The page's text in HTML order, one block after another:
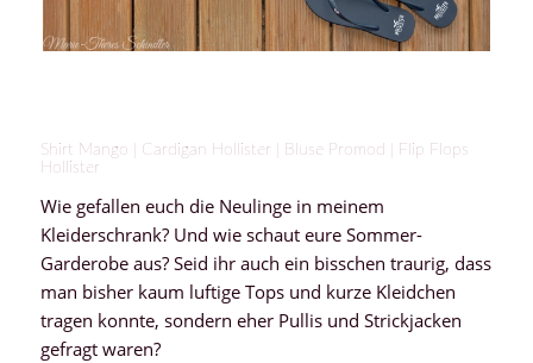
Shirt Mango | Cardigan Hollister | Bluse Promod | Flip Flops
Hollister
Wie gefallen euch die Neulinge in meinem
Kleiderschrank? Und wie schaut eure Sommer-
Garderobe aus? Seid ihr auch ein bisschen traurig, dass
man bisher kaum luftige Tops und kurze Kleidchen
tragen konnte, sondern eher Pullis und Strickjacken
gefragt waren?